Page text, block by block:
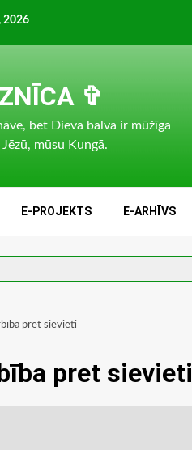
2026
✞
bet Dieva balva ir mūžīga
mūsu Kungā.
E-PROJEKTS E-ARHĪVS
pret sievieti
pret sievieti